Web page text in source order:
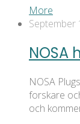
More
September
NOSA
forskare
och